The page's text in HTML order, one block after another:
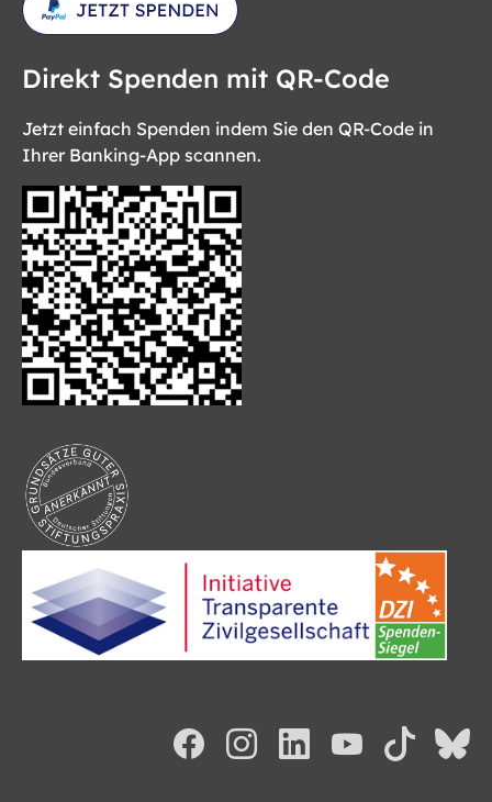
Direkt Spenden mit QR-Code
Jetzt einfach Spenden indem Sie den QR-Code in
Ihrer Banking-App scannen.